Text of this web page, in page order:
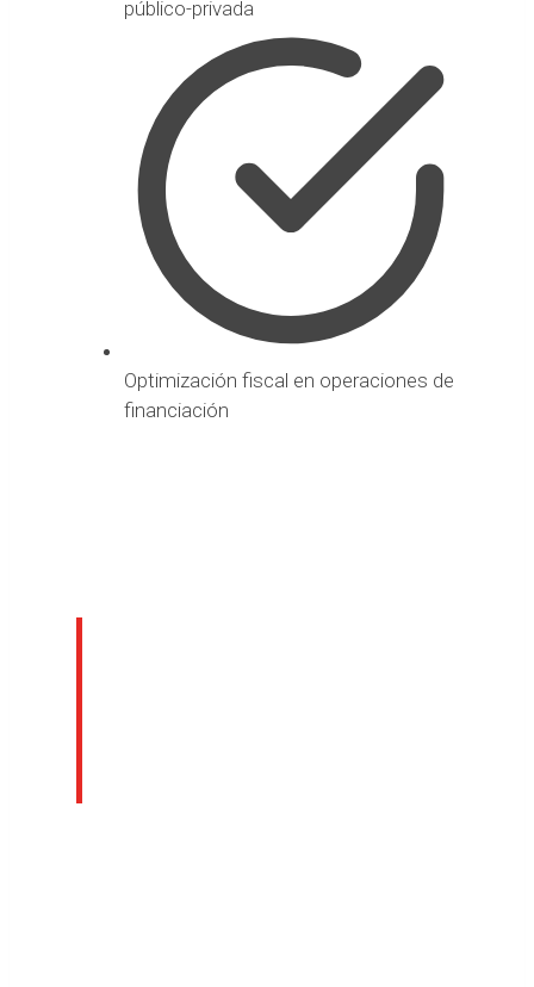
público-privada
Optimización fiscal en operaciones de
financiación